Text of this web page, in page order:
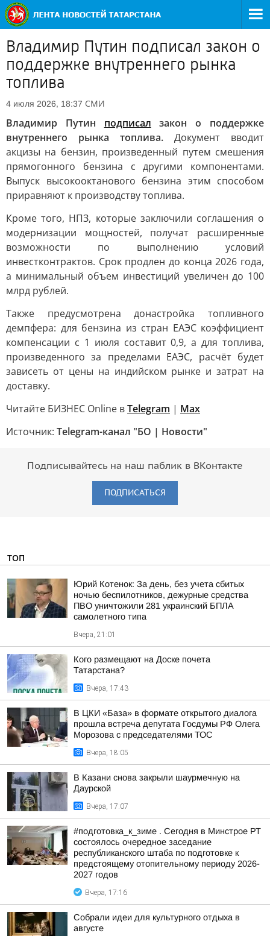
Владимир Путин подписал закон о
поддержке внутреннего рынка
топлива
4 июля 2026, 18:37 СМИ
Владимир Путин подписал закон о поддержке
внутреннего рынка топлива. Документ вводит
акцизы на бензин, произведенный путем смешения
прямогонного бензина с другими компонентами.
Выпуск высокооктанового бензина этим способом
приравняют к производству топлива.
Кроме того, НПЗ, которые заключили соглашения о
модернизации мощностей, получат расширенные
возможности по выполнению условий
инвестконтрактов. Срок продлен до конца 2026 года,
а минимальный объем инвестиций увеличен до 100
млрд рублей.
Также предусмотрена донастройка топливного
демпфера: для бензина из стран ЕАЭС коэффициент
компенсации с 1 июля составит 0,9, а для топлива,
произведенного за пределами ЕАЭС, расчёт будет
зависеть от цены на индийском рынке и затрат на
доставку.
Читайте БИЗНЕС Online вTelegram | Max
Источник: Telegram-канал "БО | Новости"
Подписывайтесь на наш паблик в ВКонтакте
ПОДПИСАТЬСЯ
ТОП
Юрий Котенок: За день, без учета сбитых
ночью беспилотников, дежурные средства
ПВО уничтожили 281 украинский БПЛА
самолетного типа
Вчера, 21:01
Кого размещают на Доске почета
Татарстана?
Вчера, 17:43
В ЦКИ «База» в формате открытого диалога
прошла встреча депутата Госдумы РФ Олега
Морозова с председателями ТОС
Вчера, 18:05
В Казани снова закрыли шаурмечную на
Даурской
Вчера, 17:07
#подготовка_к_зиме . Сегодня в Минстрое РТ
состоялось очередное заседание
республиканского штаба по подготовке к
предстоящему отопительному периоду 2026-
2027 годов
Вчера, 17:16
Собрали идеи для культурного отдыха в
августе